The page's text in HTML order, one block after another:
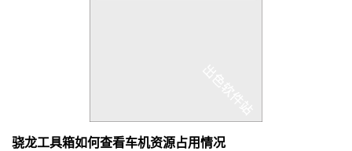
骁龙工具箱如何查看车机资源占用情况